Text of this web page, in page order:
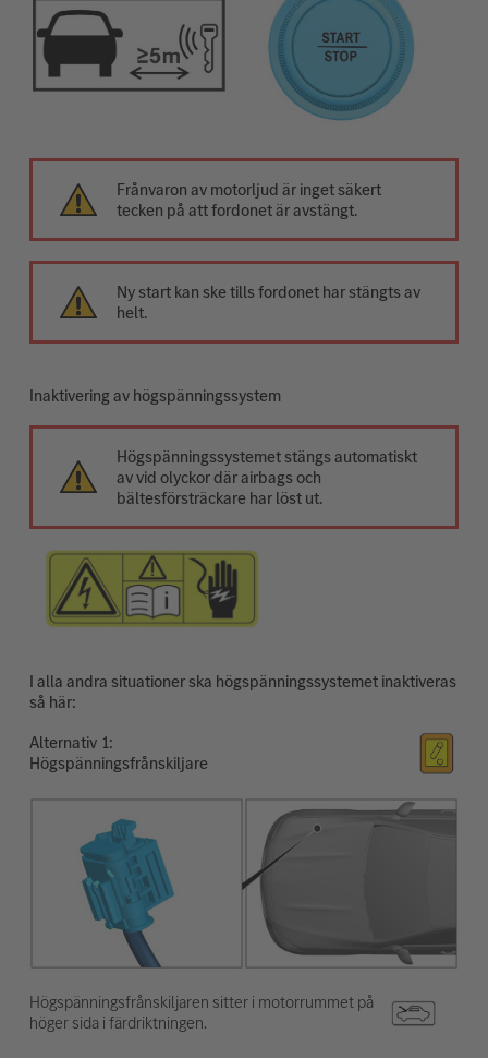
Frånvaron av motorljud är inget säkert
tecken på att fordonet är avstängt.
Ny start kan ske tills fordonet har stängts av
helt.
Inaktivering av högspänningssystem
Högspänningssystemet stängs automatiskt
av vid olyckor där airbags och
bältesförsträckare har löst ut.
I alla andra situationer ska högspänningssystemet inaktiveras
så här:
Alternativ
Högspänningsfrånskiljare
Högspänningsfrånskiljaren sitter i motorrummet på
höger sida i färdriktningen.